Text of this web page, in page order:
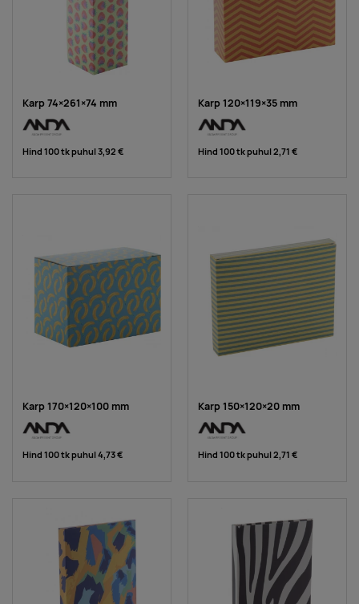
Karp 74×261×74 mm
Hind 100 tk puhul3,92 €
Karp 120×119×35 mm
Hind 100 tk puhul2,71 €
Karp 170×120×100 mm
Hind 100 tk puhul4,73 €
Karp 150×120×20 mm
Hind 100 tk puhul2,71 €